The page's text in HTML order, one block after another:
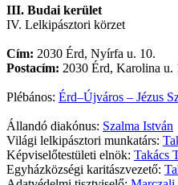
III. Budai kerület
IV. Lelkipásztori körzet
Cím: 2030 Érd, Nyírfa u. 10.
Postacím: 2030 Érd, Karolina u.
Plébános: Érd–Újváros – Jézus
Állandó diakónus: Szalma István
Világi lelkipásztori munkatárs:
Képviselőtestületi elnök: Takács
Egyházközségi karitászvezető: